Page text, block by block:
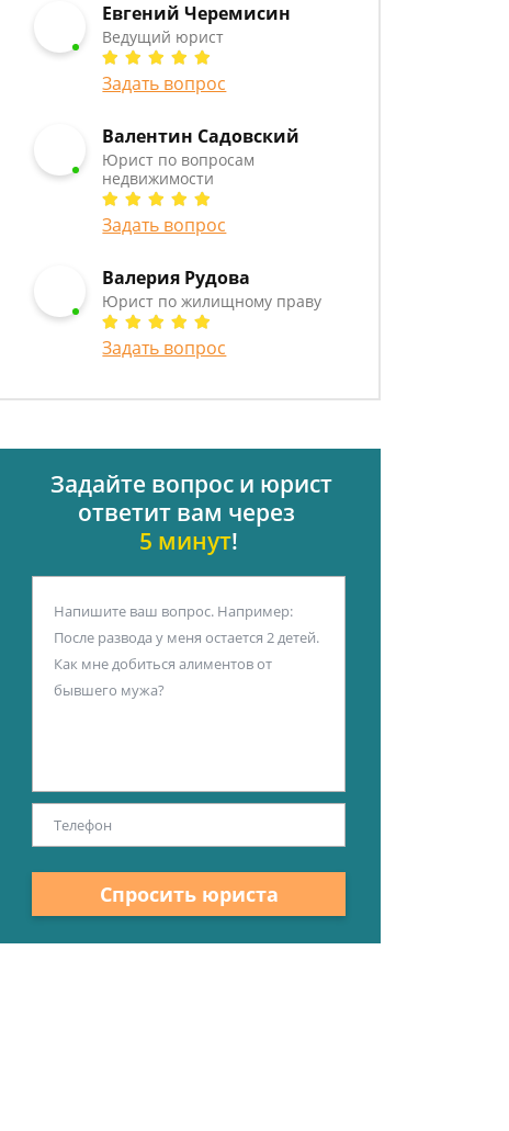
Евгений Черемисин
Ведущий юрист
Задать вопрос
Валентин Садовский
Юрист по вопросам
недвижимости
Задать вопрос
Валерия Рудова
Юрист по жилищному праву
Задать вопрос
Задайте вопрос и юрист
ответит вам через
5 минут!
Спросить юриста